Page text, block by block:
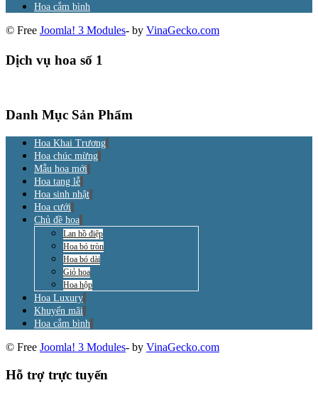
Hoa cắm bình
© Free Joomla! 3 Modules- by VinaGecko.com
Dịch vụ hoa số 1
Danh Mục Sản Phẩm
Hoa Khai Trương
Hoa chúc mừng
Mẫu hoa mới
Hoa tang lễ
Hoa sinh nhật
Hoa cưới
Chủ đề hoa
Lan hồ điệp
Hoa bó tròn
Hoa bó dài
Giỏ hoa
Hoa hộp
Hoa Luxury
Khuyến mãi
Hoa cắm bình
© Free Joomla! 3 Modules- by VinaGecko.com
Hỗ trợ trực tuyến